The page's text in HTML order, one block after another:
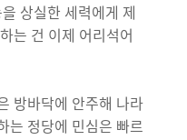
상실한 세력에게 제
는 건 이제 어리석어
방바닥에 안주해 나라
는 정당에 민심은 빠르